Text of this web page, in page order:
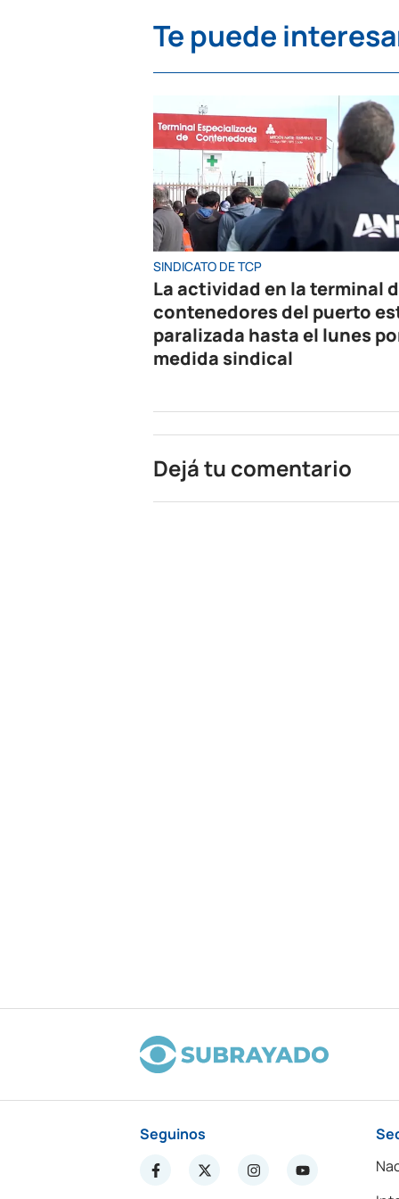
Te puede
SINDICATO DE TCP
La actividad en la terminal
contenedores del puerto
paralizada hasta el lunes
medida sindical
Dejá tu comentario
Seguinos